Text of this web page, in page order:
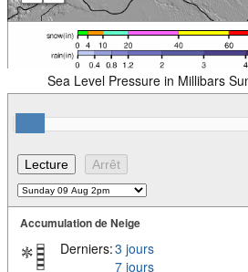
Sea Level Pressure in Millibars
Accumulation de Neige
Derniers:3 jours
7 jours